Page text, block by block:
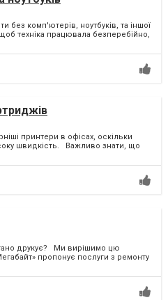
без комп'ютерів, ноутбуків, та іншої
техніка працювала безперебійно,
принтери в офісах, оскільки
швидкість. Важливо знати, що
друкує? Ми вирішимо цю
пропонує послуги з ремонту